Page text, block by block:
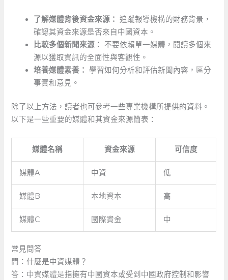
了解媒體背後資金來源： 追蹤報導機構的財務背景，
確認其資金來源是否來自中國資本。
比較多個新聞來源：
不要依賴單一媒體，閱讀多個來
源以獲取資訊的全面性與客觀性。
培養媒體素養： 學習如何分析和評估新聞內容，區分
事實和意見。
除了以上方法，讀者也可參考一些專業機構所提供的資料。
以下是一些重要的媒體和其資金來源簡表：
媒體名稱 資金來源 可信度
媒體A 中資 低
媒體B 本地資本 高
媒體C 國際資金 中
常見問答
問：什麼是中資媒體？
答：中資媒體是指擁有中國資本或受到中國政府控制和影響